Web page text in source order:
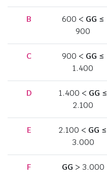
B 600 < GG ≤
900
C 900 < GG ≤
1.400
D 1.400 < GG ≤
2.100
E 2.100 < GG ≤
3.000
F GG > 3.000